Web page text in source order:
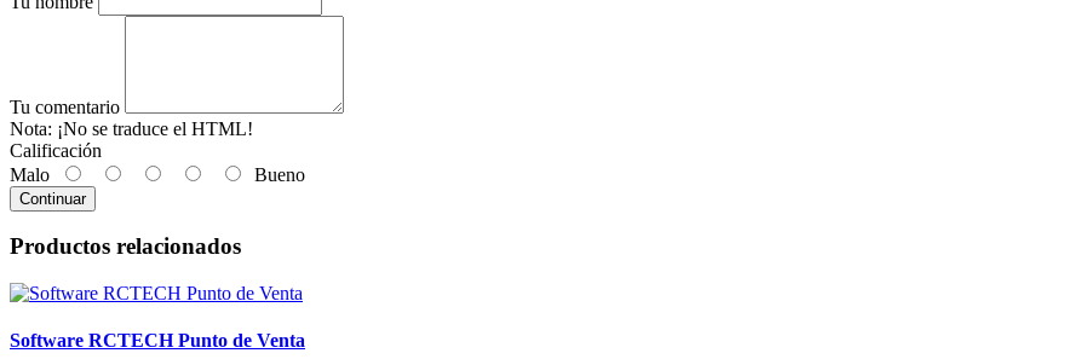
Tu comentario
Nota: ¡No se traduce el HTML!
Calificación
Malo
Bueno
Continuar
Productos relacionados
Software RCTECH Punto de Venta